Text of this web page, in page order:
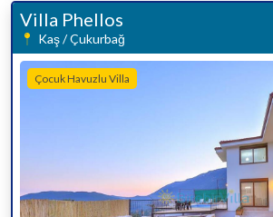
Villa Phellos
Kaş / Çukurbağ
Çocuk Havuzlu Villa